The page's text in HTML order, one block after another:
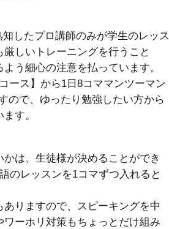
したプロ講師のみが学生のレッス
しいトレーニングを行うこと
う細心の注意を払っています。
ース】から1日8コママンツーマン
ので、ゆったり勉強したい方から
す。
は、生徒様が決めることができ
のレッスンを1コマずつ入れると
りますので、スピーキングを中
ーホリ対策もちょっとだけ組み